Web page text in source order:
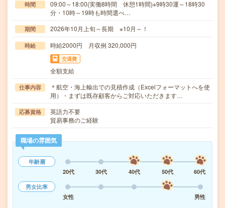
時間
09:00～18:00(実働8時間 休憩1時間)※9時30運～18時30
分・10時～19時も時間選べ…
期間 2026年10月上旬～長期 ※10月～！
時給 時給2000円 月収例 320,000円
交通費
全額支給
仕事内容
＊航空・海上輸出での見積作成（Excelフォーマットへを使
用）・まずは既存顧客からご対応いただきます…
応募資格
英語力不要
貿易事務のご経験
職場の雰囲気
年齢層
20代
30代 40代 50代
60代
男女比率
女性
男性